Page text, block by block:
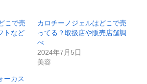
こで売
トなど
カロチーノジェルはどこで売
ってる？取扱店や販売店舗調
べ
2024年7月5日
美容
ーカス